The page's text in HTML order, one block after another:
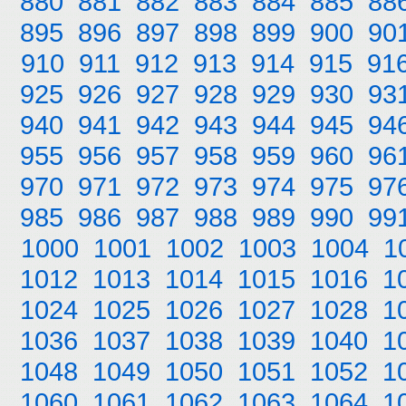
895 896 897 898 899 900
910 911 912 913 914 915
925 926 927 928 929 930
940 941 942 943 944 945
955 956 957 958 959 960
970 971 972 973 974 975
985 986 987 988 989 990
1000 1001 1002 1003 1004
1012 1013 1014 1015 1016
1024 1025 1026 1027 1028
1036 1037 1038 1039 1040
1048 1049 1050 1051 1052